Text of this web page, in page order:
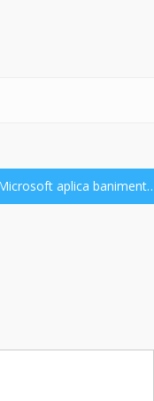
Microsoft aplica banimentos de 8 mil anos por